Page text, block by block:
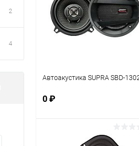
2
4
Автоакустика SUPRA SBD-
0 ₽
В корзину